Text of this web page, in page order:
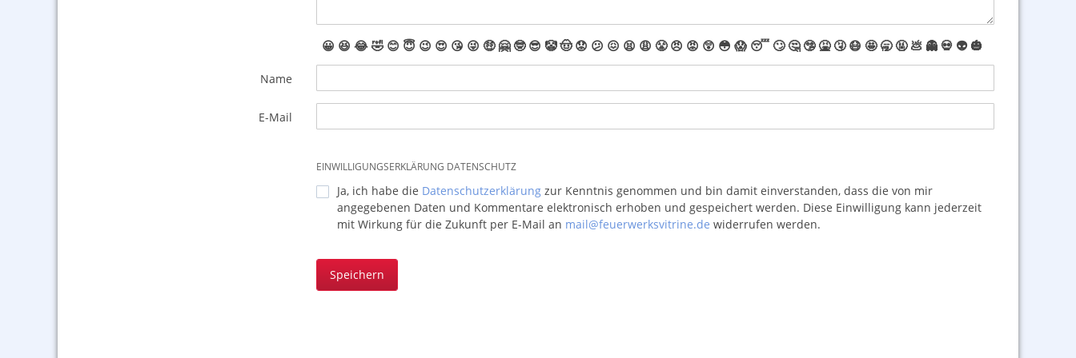
😀 😆 😂🤣 😊 😇 😉 😍 😘 😜 🤑 🤗 🤓 😎 🤡🤠 😟 😕 😖 😫 😩 😤 😠 😡 😲 😳 😱 😴 🙄 🤔 🤥 🤮 🤧 😷 🤩 🥱 🤬 💩 👻 💀 👽 🎃
Name
E-Mail
EINWILLIGUNGSERKLÄRUNG DATENSCHUTZ
Ja, ich habe die Datenschutzerklärungzur Kenntnis genommen und bin damit einverstanden, dass die von mir
angegebenen Daten und Kommentare elektronisch erhoben und gespeichert werden. Diese Einwilligung kann jederzeit
mit Wirkung für die Zukunft per E-Mail an mail@feuerwerksvitrine.de widerrufen werden.
Speichern